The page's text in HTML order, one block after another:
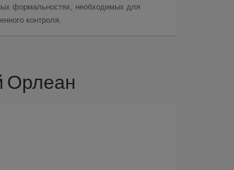
формальностях, необходимых для
контроля.
Орлеан